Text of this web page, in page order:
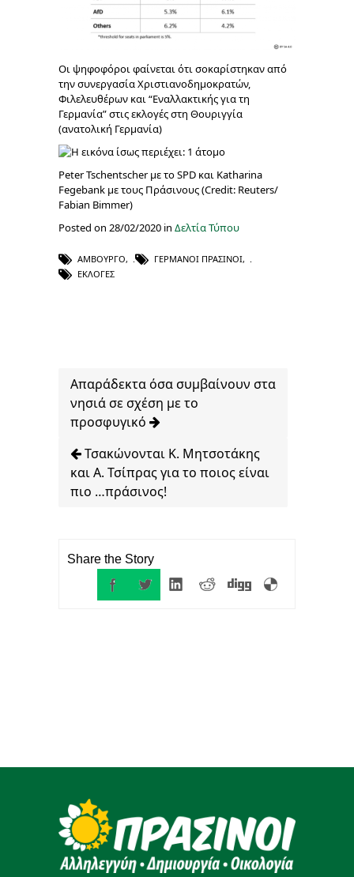
Οι ψηφοφόροι φαίνεται ότι σοκαρίστηκαν από
την συνεργασία Χριστιανοδημοκρατών,
Φιλελευθέρων και “Εναλλακτικής για τη
Γερμανία” στις εκλογές στη Θουριγγία
(ανατολική Γερμανία)
Peter Tschentscher με το SPD και Katharina
Fegebank με τους Πράσινους (Credit: Reuters/
Fabian Bimmer)
Posted on 28/02/2020 in Δελτία Τύπου
ΑΜΒΟΎΡΓΟ, ΓΕΡΜΑΝΟΊ ΠΡΆΣΙΝΟΙ,
ΕΚΛΟΓΈΣ
Απαράδεκτα όσα συμβαίνουν στα
νησιά σε σχέση με το
προσφυγικό
Τσακώνονται Κ. Μητσοτάκης
και Α. Τσίπρας για το ποιος είναι
πιο …πράσινος!
Share the Story